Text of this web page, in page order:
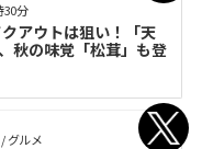
アウトは狙い！「天
秋の味覚「松茸」も登
30分
グルメ